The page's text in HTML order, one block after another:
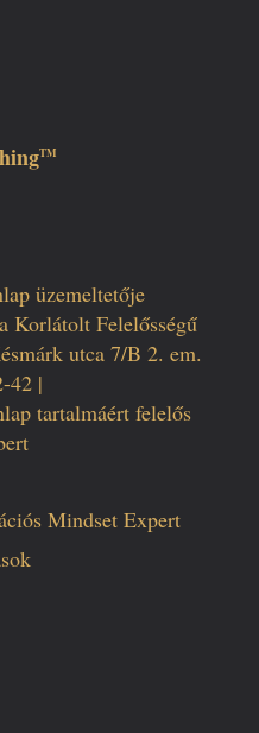
TM
üzemeltetője
Korlátolt Felelősségű
utca 7/B 2. em.
42 |
tartalmáért felelős
Mindset Expert